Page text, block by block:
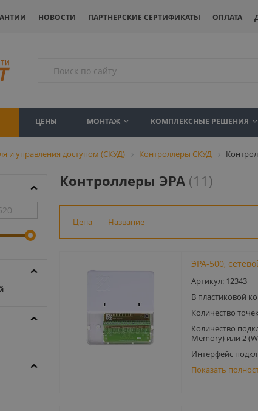
НОВОСТИ ПАРТНЕРСКИЕ СЕРТИФИКАТЫ ОПЛАТА
ЦЕНЫ МОНТАЖ КОМПЛЕКСНЫЕ РЕШЕНИЯ
и управления доступом (СКУД) Контроллеры СКУД
Контроллеры ЭРА (11)
Цена Название
ЭРА-500,
Артикул: 12343
В пластиковой
Количество
Количество
Memory) или 2
Интерфейс
Показать